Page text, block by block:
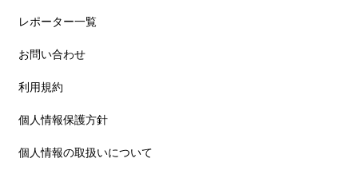
レポーター一覧
お問い合わせ
利用規約
個人情報保護方針
個人情報の取扱いについて